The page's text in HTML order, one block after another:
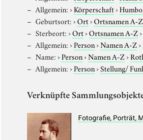
Allgemein:›Körperschaft›
Geburtsort:›Ort›Ortsnamen A-Z
Sterbeort:›Ort›Ortsnamen A-Z
Allgemein:›Person›Namen A-Z›
Name:›Person›Namen A-Z›
Allgemein:›Person›Stellung/
Verknüpfte
Fotografie, Porträt,